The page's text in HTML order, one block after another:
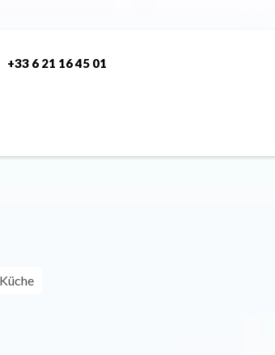
+33 6 21 16 45 01